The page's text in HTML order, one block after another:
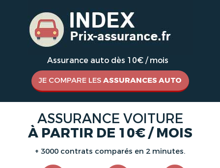
Assurance auto dès 10€ / mois
JE COMPARE LES ASSURANCES AUTO
ASSURANCE VOITURE
À PARTIR DE 10€ / MOIS
+ 3000 contrats comparés en 2 minutes.